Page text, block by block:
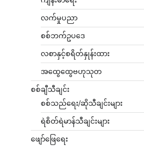
လက်မှုပညာ
စစ်ဘက်ဥပဒေ
လစာနှင့်စရိတ်နှုန်းထား
အထွေထွေဗဟုသုတ
စစ်ချီသီချင်း
စစ်သည်ရေး/ဆိုသီချင်းများ
ရဲစိတ်ရဲမာန်သီချင်းများ
ဖျော်ဖြေရေး